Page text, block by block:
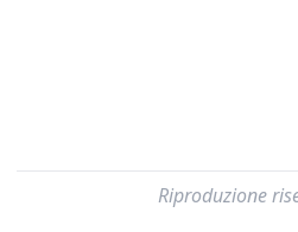
Riproduzione